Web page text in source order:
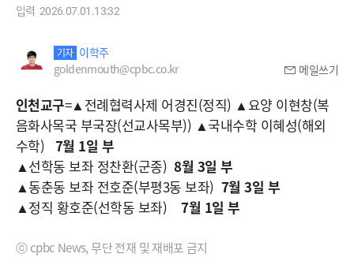
입력 2026.07.01.13:32
기자 이학주
goldenmouth@cpbc.co.kr
메일쓰기
인천교구=▲전례협력사제 어경진(정직) ▲요양 이현창(복
음화사목국 부국장(선교사목부)) ▲국내수학 이혜성(해외
수학) 7월 1일 부
▲선학동 보좌 정찬환(군종) 8월 3일 부
▲동춘동 보좌 전호준(부평3동 보좌) 7월 3일 부
▲정직 황호준(선학동 보좌)
7월 1일 부
ⓒ cpbc News, 무단 전재 및 재배포 금지